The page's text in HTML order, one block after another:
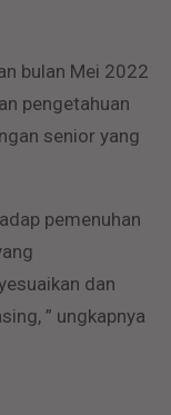
bulan Mei 2022
pengetahuan
senior yang
pemenuhan
dan
” ungkapnya